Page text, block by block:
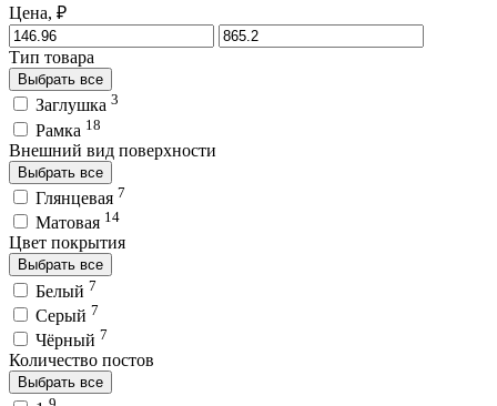
Цена, ₽
Тип товара
Выбрать все
Заглушка 3
Рамка 18
Внешний вид поверхности
Выбрать все
Глянцевая 7
Матовая 14
Цвет покрытия
Выбрать все
Белый 7
Серый 7
Чёрный 7
Количество постов
Выбрать все
9